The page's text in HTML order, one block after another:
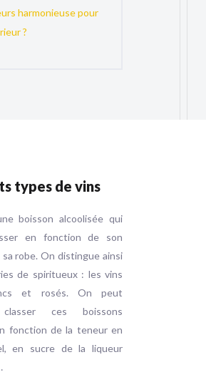
harmonieuse pour
?
types de vins
boisson alcoolisée qui
en fonction de son
robe. On distingue ainsi
de spiritueux : les vins
et rosés. On peut
classer ces boissons
fonction de la teneur en
en sucre de la liqueur